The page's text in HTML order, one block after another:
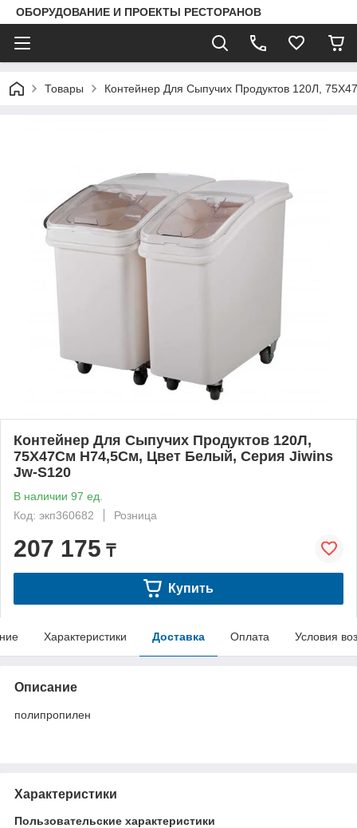
ОБОРУДОВАНИЕ И ПРОЕКТЫ РЕСТОРАНОВ
Товары Контейнер Для Сыпучих Продуктов 120Л,
Контейнер Для Сыпучих Продуктов 120Л,
75Х47См H74,5См, Цвет Белый, Серия Jiwins
Jw-S120
В наличии 97 ед.
Код: экп360682
Розница
207 175 ₸
Купить
Характеристики Доставка Оплата Условия
Описание
полипропилен
Характеристики
Пользовательские характеристики